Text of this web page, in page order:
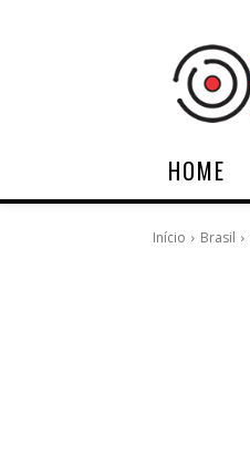
HOME
Início Brasil